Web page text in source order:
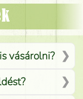
Mónika
vásárolni?